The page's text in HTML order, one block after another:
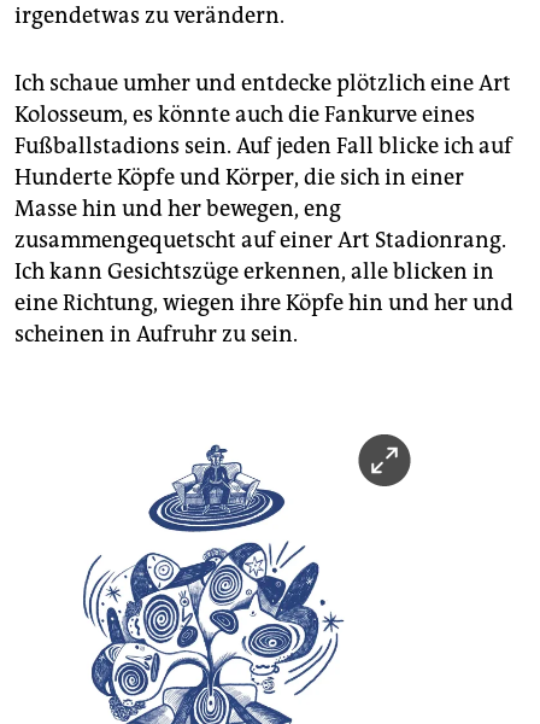
irgendetwas zu verändern.
Ich schaue umher und entdecke plötzlich eine Art
Kolosseum, es könnte auch die Fankurve eines
Fußballstadions sein. Auf jeden Fall blicke ich auf
Hunderte Köpfe und Körper, die sich in einer
Masse hin und her bewegen, eng
zusammengequetscht auf einer Art Stadionrang.
Ich kann Gesichtszüge erkennen, alle blicken in
eine Richtung, wiegen ihre Köpfe hin und her und
scheinen in Aufruhr zu sein.